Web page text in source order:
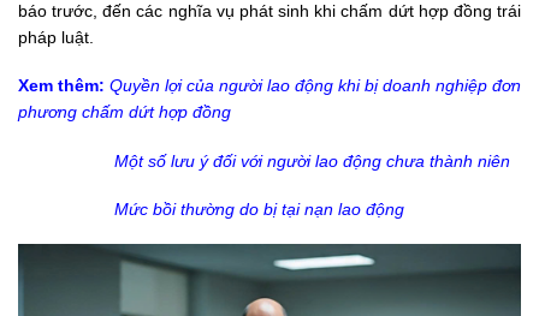
báo trước, đến các nghĩa vụ phát sinh khi chấm dứt hợp đồng trái
pháp luật.
Xem thêm: Quyền lợi của người lao động khi bị doanh nghiệp đơn
phương chấm dứt hợp đồng
Một số lưu ý đối với người lao động chưa thành niên
Mức bồi thường do bị tại nạn lao động